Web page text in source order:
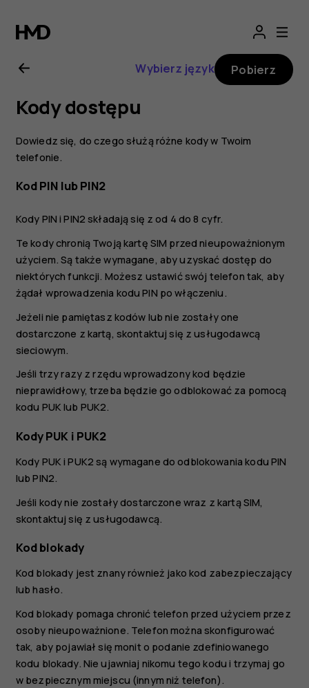
Nokia
2.1
—
instrukcja
obsługi
Wybierz język Pobierz
Kody dostępu
Dowiedz się, do czego służą różne kody w Twoim
telefonie.
Kod PIN lub PIN2
Kody PIN i PIN2 składają się z od 4 do 8 cyfr.
Te kody chronią Twoją kartę SIM przed nieupoważnionym
użyciem. Są także wymagane, aby uzyskać dostęp do
niektórych funkcji. Możesz ustawić swój telefon tak, aby
żądał wprowadzenia kodu PIN po włączeniu.
Jeżeli nie pamiętasz kodów lub nie zostały one
dostarczone z kartą, skontaktuj się z usługodawcą
sieciowym.
Jeśli trzy razy z rzędu wprowadzony kod będzie
nieprawidłowy, trzeba będzie go odblokować za pomocą
kodu PUK lub PUK2.
Kody PUK i PUK2
Kody PUK i PUK2 są wymagane do odblokowania kodu PIN
lub PIN2.
Jeśli kody nie zostały dostarczone wraz z kartą SIM,
skontaktuj się z usługodawcą.
Kod blokady
Kod blokady jest znany również jako kod zabezpieczający
lub hasło.
Kod blokady pomaga chronić telefon przed użyciem przez
osoby nieupoważnione. Telefon można skonfigurować
tak, aby pojawiał się monit o podanie zdefiniowanego
kodu blokady. Nie ujawniaj nikomu tego kodu i trzymaj go
w bezpiecznym miejscu (innym niż telefon).